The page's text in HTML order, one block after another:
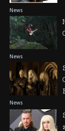
News
News
News